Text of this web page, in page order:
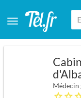
Médecin